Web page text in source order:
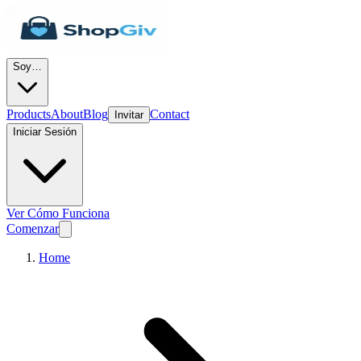
Soy…
ProductsAboutBlog Invitar Contact
Iniciar Sesión
Ver Cómo Funciona
Comenzar
Home